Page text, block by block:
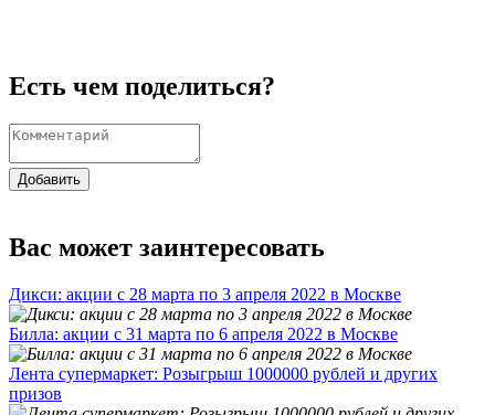
Есть чем поделиться?
Добавить
Вас может заинтересовать
Дикси: акции с 28 марта по 3 апреля 2022 в Москве
Билла: акции с 31 марта по 6 апреля 2022 в Москве
Лента супермаркет: Розыгрыш 1000000 рублей и других
призов